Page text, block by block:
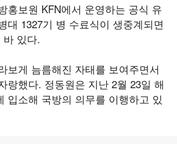
홍보원 KFN에서 운영하는 공식 유
대 1327기 병 수료식이 생중계되면
바 있다.
보게 늠름해진 자태를 보여주면서
랑했다. 정동원은 지난 2월 23일 해
입소해 국방의 의무를 이행하고 있